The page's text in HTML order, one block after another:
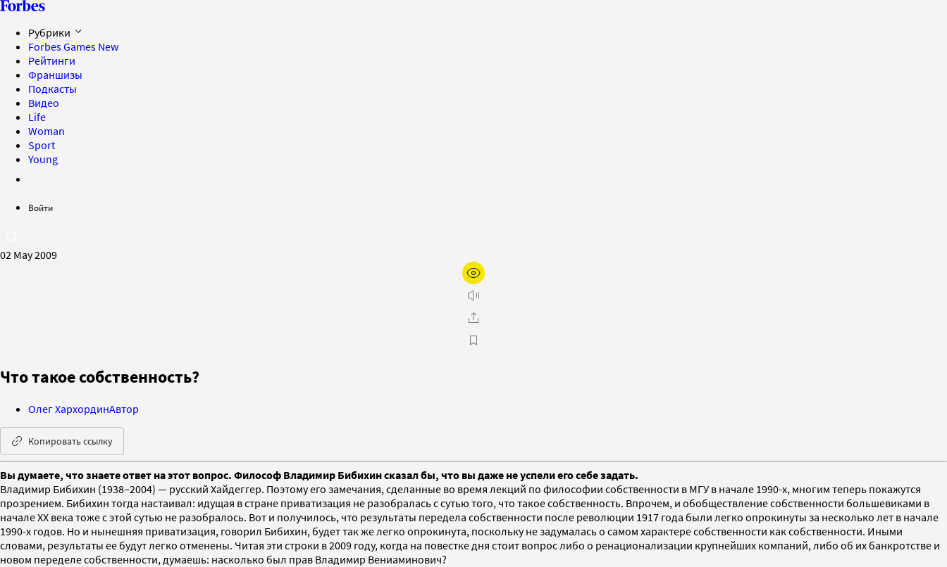
Рубрики
Forbes Games New
Рейтинги
Франшизы
Подкасты
Видео
Life
Woman
Sport
Young
Войти
02 May 2009
Что такое собственность?
Олег ХархординАвтор
Копировать ссылку
Вы думаете, что знаете ответ на этот вопрос. Философ Владимир Бибихин сказал бы, что вы даже не успели его себе задать.
Владимир Бибихин (1938–2004) — русский Хайдеггер. Поэтому его замечания, сделанные во время лекций по философии собственности в МГУ в начале 1990-х, многим теперь покажутся
прозрением. Бибихин тогда настаивал: идущая в стране приватизация не разобралась с сутью того, что такое собственность. Впрочем, и обобществление собственности большевиками в
начале ХХ века тоже с этой сутью не разобралось. Вот и получилось, что результаты передела собственности после революции 1917 года были легко опрокинуты за несколько лет в начале
1990-х годов. Но и нынешняя приватизация, говорил Бибихин, будет так же легко опрокинута, поскольку не задумалась о самом характере собственности как собственности. Иными
словами, результаты ее будут легко отменены. Читая эти строки в 2009 году, когда на повестке дня стоит вопрос либо о ренационализации крупнейших компаний, либо об их банкротстве и
новом переделе собственности, думаешь: насколько был прав Владимир Вениаминович?